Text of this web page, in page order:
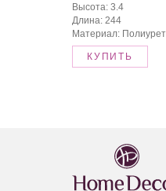
Высота: 3.4
Длина: 244
Материал:
КУПИТЬ